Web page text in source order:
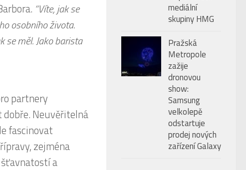
“Víte, jak se
osobního života.
se měl. Jako barista
partnery
Neuvěřitelná
fascinovat
zejména
a
mediální
skupiny HMG
Pražská
Metropole
zažije
dronovou
show:
Samsung
velkolepě
odstartuje
prodej nových
zařízení Galaxy